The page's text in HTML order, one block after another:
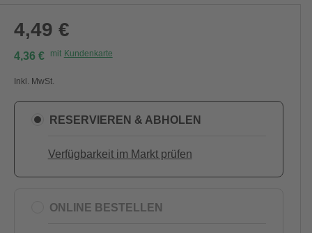
4,49 €
4,36 € mit Kundenkarte
Inkl. MwSt.
RESERVIEREN & ABHOLEN
Verfügbarkeit im Markt prüfen
ONLINE BESTELLEN